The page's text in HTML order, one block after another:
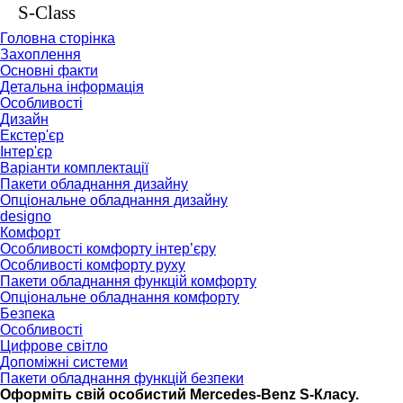
S-Class
Головна сторінка
Захоплення
Основні факти
Детальна інформація
Особливості
Дизайн
Екстер'єр
Інтер'єр
Варіанти комплектації
Пакети обладнання дизайну
Опціональне обладнання дизайну
designo
Комфорт
Особливості комфорту інтер’єру
Особливості комфорту руху
Пакети обладнання функцій комфорту
Опціональне обладнання комфорту
Безпека
Особливості
Цифрове світло
Допоміжні системи
Пакети обладнання функцій безпеки
Оформіть свій особистий Mercedes-Benz S-Класу.